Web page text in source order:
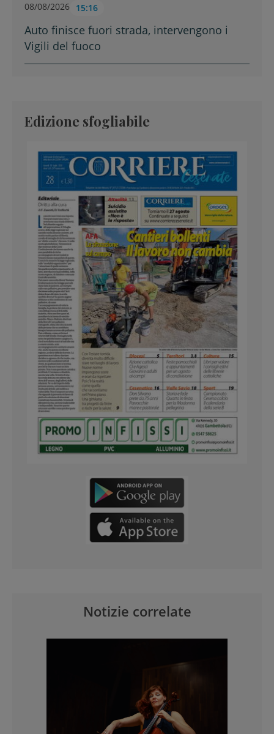
08/08/2026 15:16
Auto finisce fuori strada, intervengono i
Vigili del fuoco
Edizione sfogliabile
Notizie correlate